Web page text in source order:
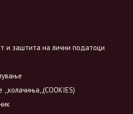
и заштита на лични податоци